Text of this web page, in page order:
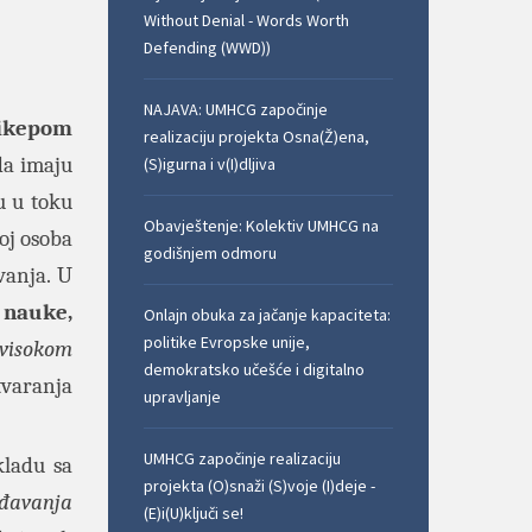
imaju
u toku
osoba
U
sa
Without Denial - Words Worth
Defending (WWD))
NAJAVA: UMHCG započinje
realizaciju projekta Osna(Ž)ena,
(S)igurna i v(I)dljiva
Obavještenje: Kolektiv UMHCG na
godišnjem odmoru
Onlajn obuka za jačanje kapaciteta:
politike Evropske unije,
demokratsko učešće i digitalno
upravljanje
UMHCG započinje realizaciju
projekta (O)snaži (S)voje (I)deje -
(E)i(U)ključi se!